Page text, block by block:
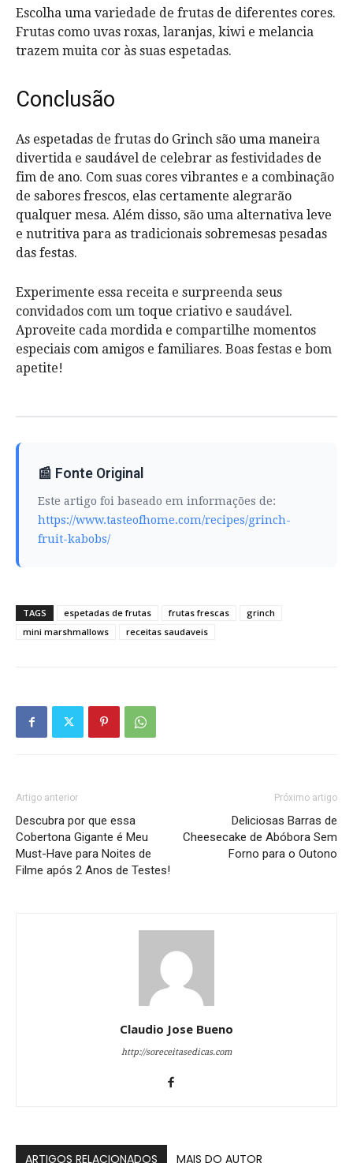
Escolha uma variedade de frutas de diferentes cores.
Frutas como uvas roxas, laranjas, kiwi e melancia
trazem muita cor às suas espetadas.
Conclusão
As espetadas de frutas do Grinch são uma maneira
divertida e saudável de celebrar as festividades de
fim de ano. Com suas cores vibrantes e a combinação
de sabores frescos, elas certamente alegrarão
qualquer mesa. Além disso, são uma alternativa leve
e nutritiva para as tradicionais sobremesas pesadas
das festas.
Experimente essa receita e surpreenda seus
convidados com um toque criativo e saudável.
Aproveite cada mordida e compartilhe momentos
especiais com amigos e familiares. Boas festas e bom
apetite!
📰 Fonte Original
Este artigo foi baseado em informações de:
https://www.tasteofhome.com/recipes/grinch-
fruit-kabobs/
TAGS espetadas de frutas frutas frescas
grinch
mini marshmallows
receitas saudaveis
Artigo anterior
Descubra por que essa
Cobertona Gigante é Meu
Must-Have para Noites de
Filme após 2 Anos de Testes!
Próximo artigo
Deliciosas Barras de
Cheesecake de Abóbora Sem
Forno para o Outono
Claudio Jose Bueno
http://soreceitasedicas.com
ARTIGOS RELACIONADOS MAIS DO AUTOR